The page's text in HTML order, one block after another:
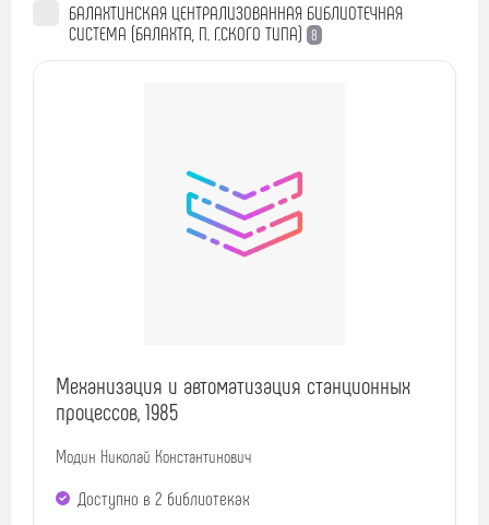
БАЛАХТИНСКАЯ ЦЕНТРАЛИЗОВАННАЯ БИБЛИОТЕЧНАЯ
СИСТЕМА (БАЛАХТА, П. Г.СКОГО ТИПА) 8
Механизация и автоматизация станционных
процессов, 1985
Модин Николай Константинович
Доступно в 2 библиотеках